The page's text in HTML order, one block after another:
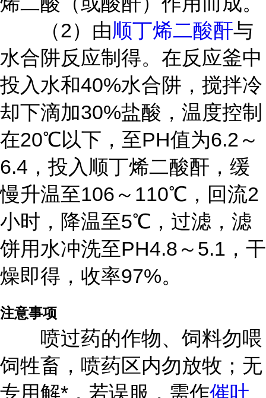
（2）由顺丁烯二酸酐与
水合阱反应制得。在反应釜中
投入水和40%水合阱，搅拌冷
却下滴加30%盐酸，温度控制
在20℃以下，至PH值为6.2～
6.4，投入顺丁烯二酸酐，缓
慢升温至106～110℃，回流2
小时，降温至5℃，过滤，滤
饼用水冲洗至PH4.8～5.1，干
燥即得，收率97%。
注意事项
喷过药的作物、饲料勿喂
饲牲畜，喷药区内勿放牧；无
专用解*，若误服，需作催吐